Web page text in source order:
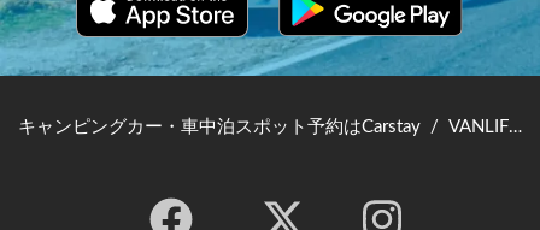
キャンピングカー・車中泊スポット予約はCarstay / VANLIFE JAPAN TOP